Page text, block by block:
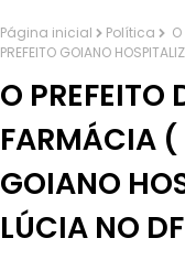
Página inicial Política
PREFEITO GOIANO
O
FARMÁCIA (
GOIANO
LÚCIA NO DF